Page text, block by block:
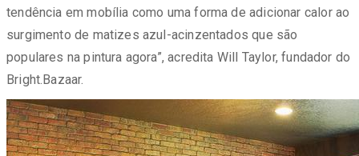
tendência em mobília como uma forma de adicionar calor ao
surgimento de matizes azul-acinzentados que são
populares na pintura agora”, acredita Will Taylor, fundador do
Bright.Bazaar.